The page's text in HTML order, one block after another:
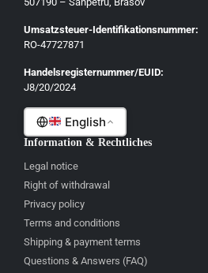
Umsatzsteuer-Identifikationsnummer:
RO-47727871
Handelsregisternummer/EUID:
J8/20/2024
English
Lietuvių
Malti
Information & Rechtliches
Legal notice
Right of withdrawal
Privacy policy
Terms and conditions
Shipping & payment terms
Questions & Answers (FAQ)